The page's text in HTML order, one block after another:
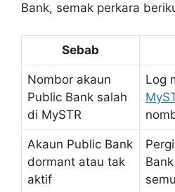
Bank, semak perkara
Sebab
Nombor akaun
Public Bank salah
di MySTR
Log
Akaun Public Bank
dormant atau tak
aktif